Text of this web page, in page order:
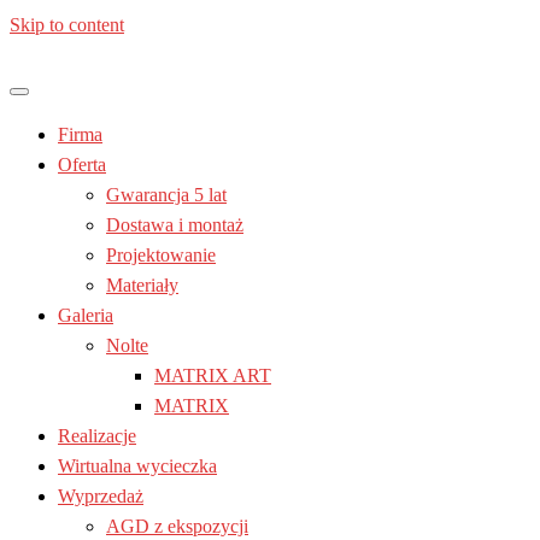
Skip to content
Meble kuchenne – Laura | Nolte
| Lublin
Firma
Oferta
Gwarancja 5 lat
Dostawa i montaż
Projektowanie
Materiały
Galeria
Nolte
MATRIX ART
MATRIX
Realizacje
Wirtualna wycieczka
Wyprzedaż
AGD z ekspozycji